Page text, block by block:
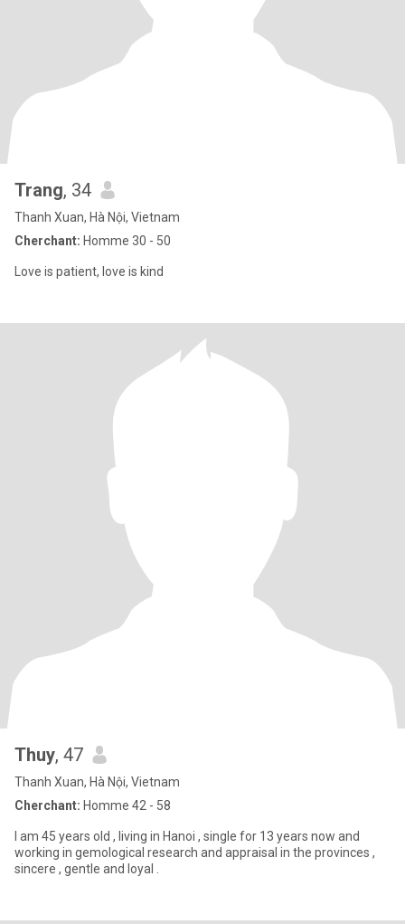
Trang, 34
Thanh Xuan, Hà Nội, Vietnam
Cherchant: Homme 30 - 50
Love is patient, love is kind
Thuy, 47
Thanh Xuan, Hà Nội, Vietnam
Cherchant: Homme 42 - 58
working in gemological research and appraisal in the provinces ,
sincere , gentle and loyal .​​​​​​​​​